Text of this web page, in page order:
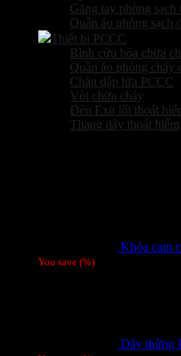
Găng tay phòng sạch
Quần áo phòng sạch
Thiết bị PCCC
Bình cứu hỏa chữa
Quần áo phòng cháy
Chăn dập lửa PCCC
Vòi chữa cháy
Đèn Exit lối thoát
Thang dây thoát hiểm
Khóa cam
You save (%)
Dây thừng